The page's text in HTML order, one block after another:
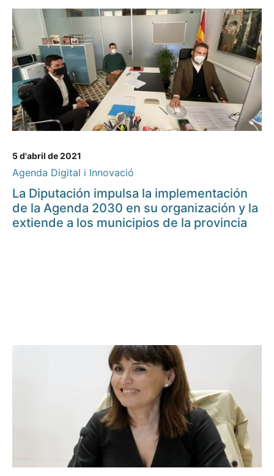
5 d'abril de 2021
Agenda Digital i Innovació
La Diputación impulsa la implementación
de la Agenda 2030 en su organización y la
extiende a los municipios de la provincia